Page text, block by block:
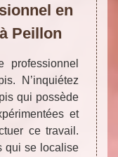
en
Peillon
professionnel
N’inquiétez
qui possède
et
ce travail.
qui se localise